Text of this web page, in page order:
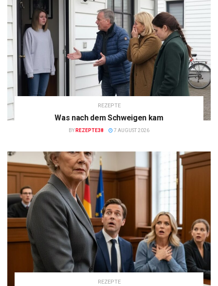
REZEPTE
Was nach dem Schweigen kam
BY REZEPTE38 7 AUGUST 2026
REZEPTE